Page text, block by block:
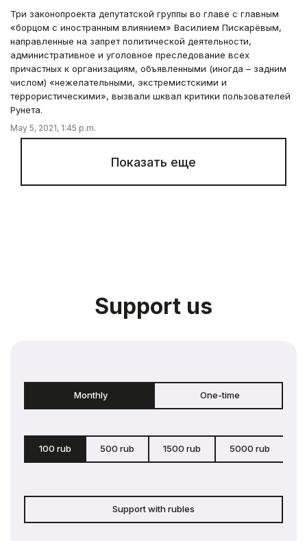
Три законопроекта депутатской группы во главе с главным
«борцом с иностранным влиянием» Василием Пискарёвым,
направленные на запрет политической деятельности,
административное и уголовное преследование всех
причастных к организациям, объявленными (иногда – задним
числом) «нежелательными, экстремистскими и
террористическими», вызвали шквал критики пользователей
Рунета.
May 5, 2021, 1:45 p.m.
Показать еще
Support us
Monthly One-time
100 rub 500 rub 1500 rub 5000 rub
Support with rubles